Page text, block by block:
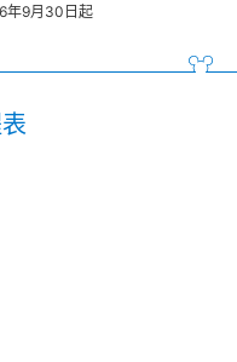
年9月30日起